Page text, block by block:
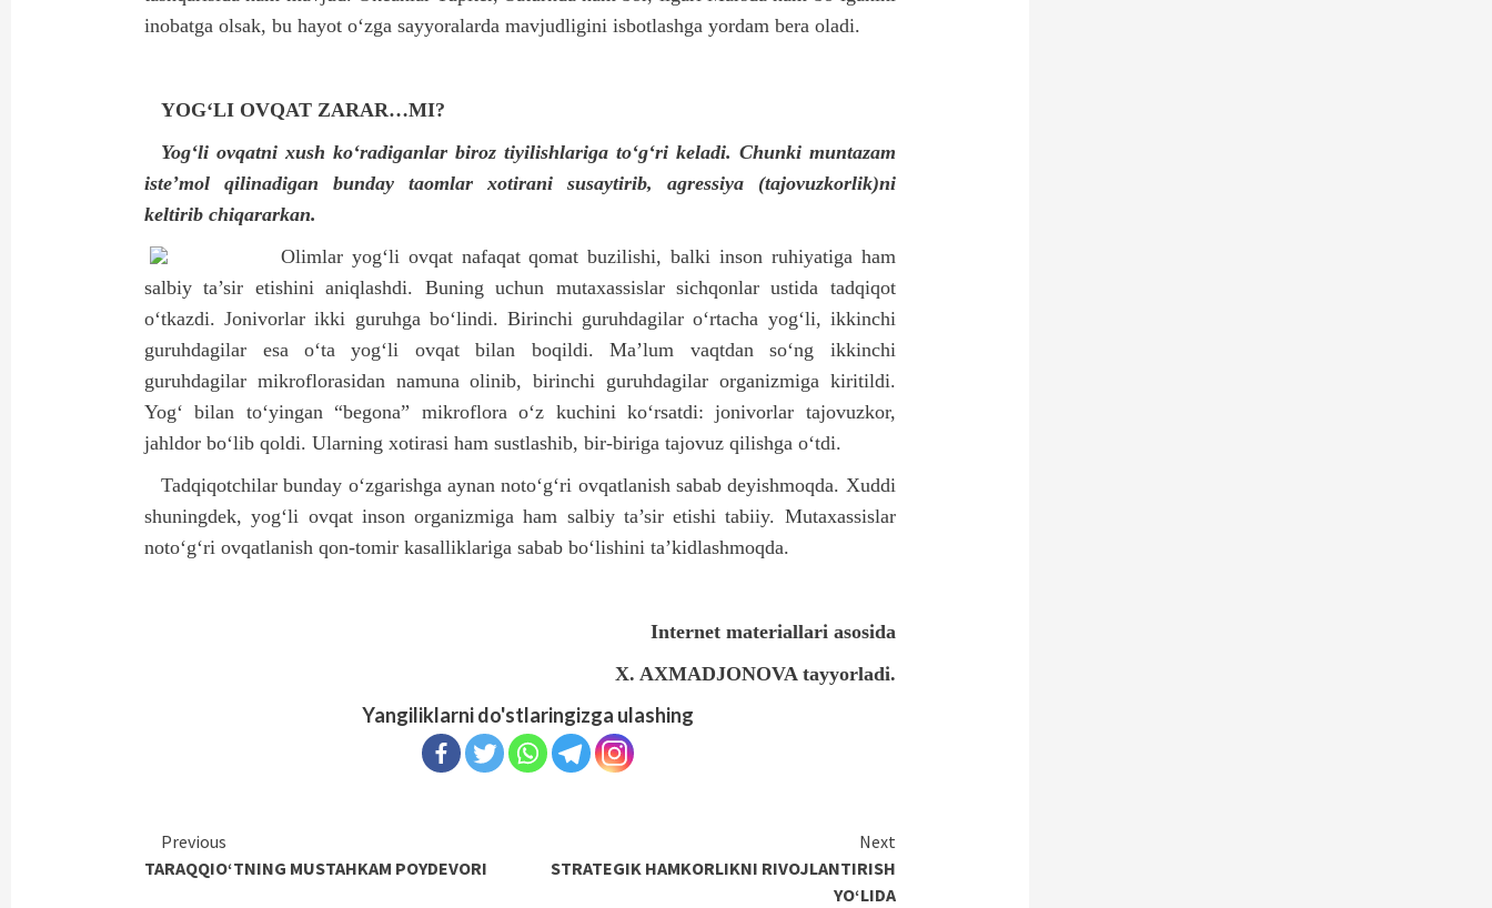
inobatga olsak, bu hayot o‘zga sayyoralarda mavjudligini isbotlashga yordam bera oladi.
YOG‘LI OVQAT ZARAR…MI?
Yog‘li ovqatni xush ko‘radiganlar biroz tiyilishlariga to‘g‘ri keladi. Chunki muntazam
iste’mol qilinadigan bunday taomlar xotirani susaytirib, agressiya (tajovuzkorlik)ni
keltirib chiqararkan.
Olimlar yog‘li ovqat nafaqat qomat buzilishi, balki inson ruhiyatiga ham
salbiy ta’sir etishini aniqlashdi. Buning uchun mutaxassislar sichqonlar ustida tadqiqot
o‘tkazdi. Jonivorlar ikki guruhga bo‘lindi. Birinchi guruhdagilar o‘rtacha yog‘li, ikkinchi
guruhdagilar esa o‘ta yog‘li ovqat bilan boqildi. Ma’lum vaqtdan so‘ng ikkinchi
guruhdagilar mikroflorasidan namuna olinib, birinchi guruhdagilar organizmiga kiritildi.
Yog‘ bilan to‘yingan “begona” mikroflora o‘z kuchini ko‘rsatdi: jonivorlar tajovuzkor,
jahldor bo‘lib qoldi. Ularning xotirasi ham sustlashib, bir-biriga tajovuz qilishga o‘tdi.
Tadqiqotchilar bunday o‘zgarishga aynan noto‘g‘ri ovqatlanish sabab deyishmoqda. Xuddi
shuningdek, yog‘li ovqat inson organizmiga ham salbiy ta’sir etishi tabiiy. Mutaxassislar
noto‘g‘ri ovqatlanish qon-tomir kasalliklariga sabab bo‘lishini ta’kidlashmoqda.
Internet materiallari asosida
X. AXMADJONOVA tayyorladi.
Yangiliklarni do'stlaringizga ulashing
Continue
Reading
Previous
TARAQQIO‘TNING MUSTAHKAM POYDEVORI
Next
STRATEGIK HAMKORLIKNI RIVOJLANTIRISH
YO‘LIDA